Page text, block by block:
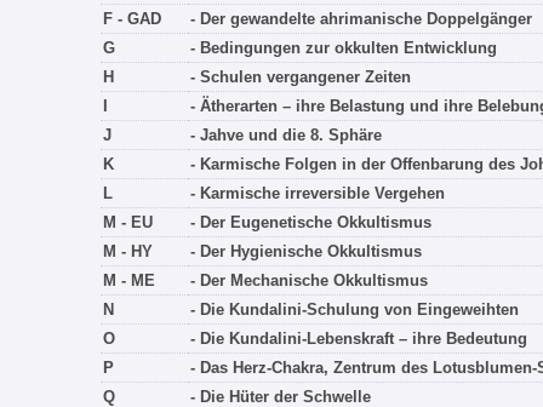
F - GAD
- Der gewandelte ahrimanische Doppelgänger
G
- Bedingungen zur okkulten Entwicklung
H
- Schulen vergangener Zeiten
- Ätherarten – ihre Belastung und ihre
J
- Jahve und die 8. Sphäre
K
- Karmische Folgen in der Offenbarung des
L
- Karmische irreversible Vergehen
M - EU
- Der Eugenetische Okkultismus
M - HY
- Der Hygienische Okkultismus
M - ME
- Der Mechanische Okkultismus
N
- Die Kundalini-Schulung von Eingeweihten
O
- Die Kundalini-Lebenskraft – ihre Bedeutung
P
- Das Herz-Chakra, Zentrum des Lotusblumen-
Q
- Die Hüter der Schwelle